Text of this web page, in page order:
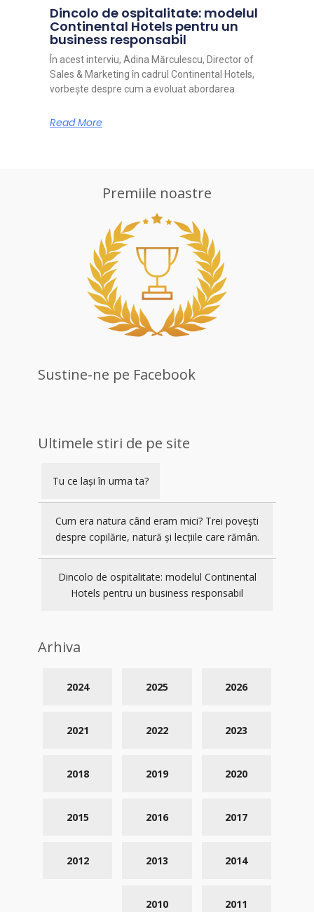
Dincolo de ospitalitate: modelul
Continental Hotels pentru un
business responsabil
În acest interviu, Adina Mărculescu, Director of
Sales & Marketing în cadrul Continental Hotels,
vorbește despre cum a evoluat abordarea
Read More
Premiile noastre
Sustine-ne pe Facebook
Ultimele stiri de pe site
Tu ce lași în urma ta?
Cum era natura când eram mici? Trei povești
despre copilărie, natură și lecțiile care rămân.
Dincolo de ospitalitate: modelul Continental
Hotels pentru un business responsabil
Arhiva
2026
2025
2024
2023
2022
2021
2020
2019
2018
2017
2016
2015
2014
2013
2012
2011
2010